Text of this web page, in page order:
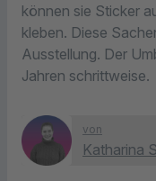
können sie Sticker
kleben. Diese
Ausstellung. Der
Jahren schrittweise.
von
Katharina